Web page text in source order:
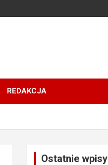
REDAKCJA
Ostatnie wpisy